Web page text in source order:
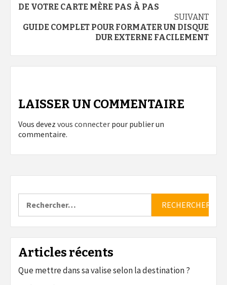
d’article
DE VOTRE CARTE MÈRE PAS À PAS
SUIVANT
GUIDE COMPLET POUR FORMATER UN DISQUE
DUR EXTERNE FACILEMENT
LAISSER UN COMMENTAIRE
Vous devez vous connecter pour publier un
commentaire.
Articles récents
Que mettre dans sa valise selon la destination ?